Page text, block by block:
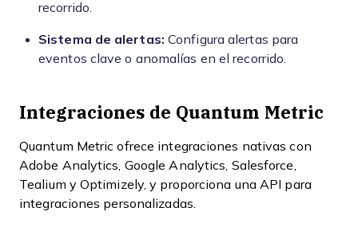
recorrido.
Sistema de alertas: Configura alertas para
eventos clave o anomalías en el recorrido.
Integraciones de Quantum Metric
Quantum Metric ofrece integraciones nativas con
Adobe Analytics, Google Analytics, Salesforce,
Tealium y Optimizely, y proporciona una API para
integraciones personalizadas.